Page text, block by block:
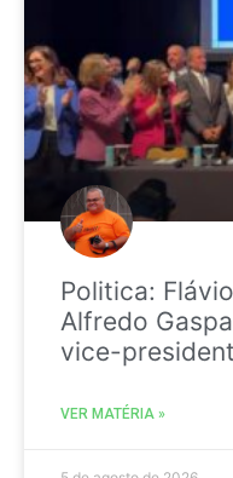
Politica:
Alfredo
vice-
VER MATÉRIA »